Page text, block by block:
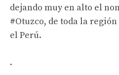
dejando muy en alto el
#Otuzco, de toda la
el Perú.
.